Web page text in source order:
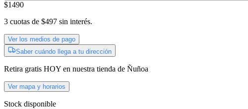
$1490
3 cuotas de $497 sin interés.
Ver los medios de pago
Saber cuándo llega a tu dirección
Retira gratis HOY en nuestra tienda de Ñuñoa
Ver mapa y horarios
Stock disponible